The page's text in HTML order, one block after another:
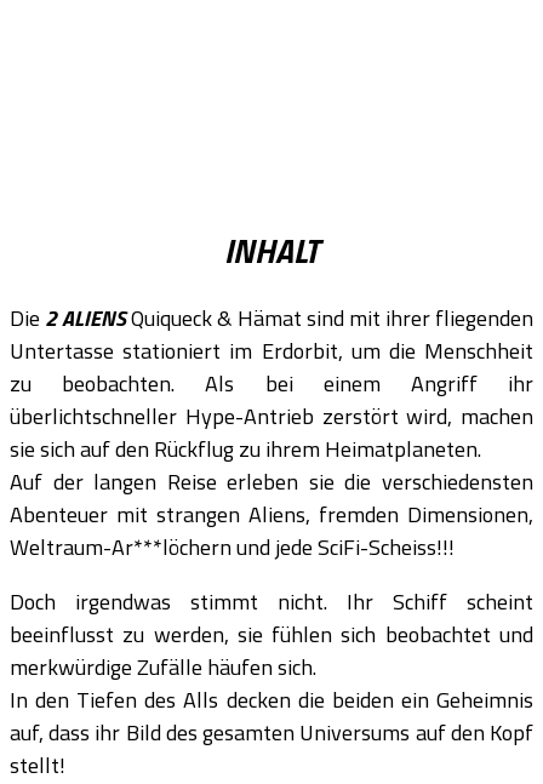
INHALT
Die 2 ALIENSQuiqueck & Hämat sind mit ihrer fliegenden
Untertasse stationiert im Erdorbit, um die Menschheit
zu beobachten. Als bei einem Angriff ihr
überlichtschneller Hype-Antrieb zerstört wird, machen
sie sich auf den Rückflug zu ihrem Heimatplaneten.
Auf der langen Reise erleben sie die verschiedensten
Abenteuer mit strangen Aliens, fremden Dimensionen,
Weltraum-Ar***löchern und jede SciFi-Scheiss!!!
Doch irgendwas stimmt nicht. Ihr Schiff scheint
beeinflusst zu werden, sie fühlen sich beobachtet und
merkwürdige Zufälle häufen sich.
In den Tiefen des Alls decken die beiden ein Geheimnis
auf, dass ihr Bild des gesamten Universums auf den Kopf
stellt!